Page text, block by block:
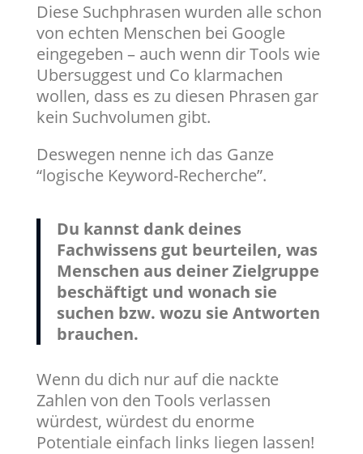
Diese Suchphrasen wurden alle schon
von echten Menschen bei Google
eingegeben – auch wenn dir Tools wie
Ubersuggest und Co klarmachen
wollen, dass es zu diesen Phrasen gar
kein Suchvolumen gibt.
Deswegen nenne ich das Ganze
“logische Keyword-Recherche”.
Du kannst dank deines
Fachwissens gut beurteilen, was
Menschen aus deiner Zielgruppe
beschäftigt und wonach sie
suchen bzw. wozu sie Antworten
brauchen.
Wenn du dich nur auf die nackte
Zahlen von den Tools verlassen
würdest, würdest du enorme
Potentiale einfach links liegen lassen!